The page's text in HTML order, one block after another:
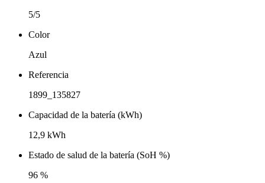
5/5
Color
Azul
Referencia
1899_135827
Capacidad de la batería (kWh)
12,9 kWh
Estado de salud de la batería (SoH %)
96 %